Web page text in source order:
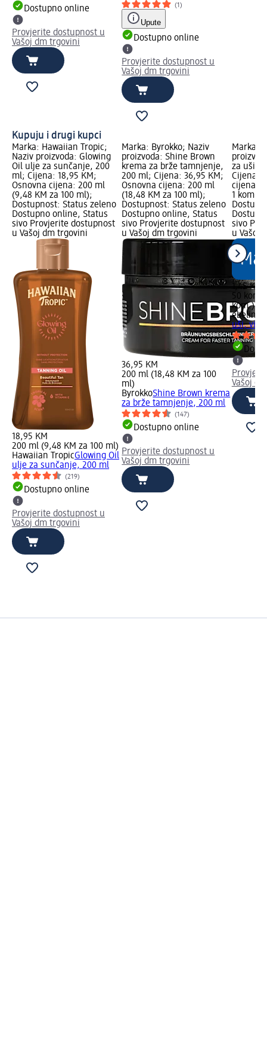
Dostupno online
Provjerite dostupnost u
Vašoj dm trgovini
(1)
Upute
Dostupno online
Provjerite dostupnost u
Vašoj dm trgovini
Kupuju i drugi kupci
Marka: Hawaiian Tropic;
Naziv proizvoda: Glowing
Oil ulje za sunčanje, 200
ml; Cijena: 18,95 KM;
Osnovna cijena: 200 ml
(9,48 KM za 100 ml);
Dostupnost: Status zeleno
Dostupno online, Status
sivo Provjerite dostupnost
u Vašoj dm trgovini
18,95 KM
200 ml (9,48 KM za 100 ml)
Hawaiian TropicGlowing Oil
ulje za sunčanje, 200 ml
(219)
Dostupno online
Provjerite dostupnost u
Vašoj dm trgovini
Marka: Byrokko; Naziv
proizvoda: Shine Brown
krema za brže tamnjenje,
200 ml; Cijena: 36,95 KM;
Osnovna cijena: 200 ml
(18,48 KM za 100 ml);
Dostupnost: Status zeleno
Dostupno online, Status
sivo Provjerite dostupnost
u Vašoj dm trgovini
36,95 KM
200 ml (18,48 KM za 100
ml)
ByrokkoShine Brown krema
za brže tamnjenje, 200 ml
(147)
Dostupno online
Provjerite dostupnost u
Vašoj dm trgovini
Marka:
za uši,
Cijena:
cijena:
1 kom.);
sivo
u Vašoj
1,45 KM
50 kom.
kom.)
ebelin
uši, više
Vašoj